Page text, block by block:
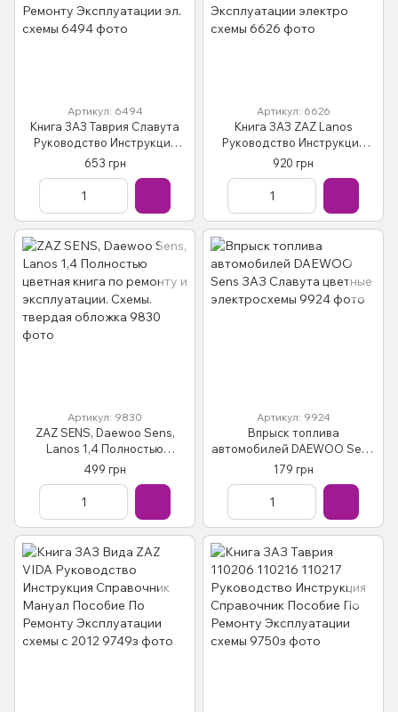
Артикул: 6494
Книга ЗАЗ Таврия Славута
Руководство Инструкция
Справочник Мануал
Пособие По Ремонту
Эксплуатации эл. схемы
653 грн
Артикул: 6626
Книга ЗАЗ ZAZ Lanos
Руководство Инструкция
Справочник Мануал
Пособие По Ремонту
Эксплуатации электро
920 грн
Артикул: 9830
ZAZ SENS, Daewoo Sens,
Lanos 1,4 Полностью
цветная книга по ремонту и
эксплуатации. Схемы.
твердая обложка
499 грн
Артикул: 9924
Впрыск топлива
автомобилей DAEWOO Sens
ЗАЗ Славута цветные
электросхемы
179 грн